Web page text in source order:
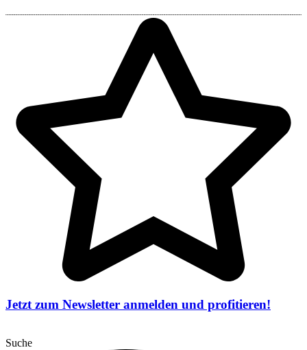
Jetzt zum Newsletter anmelden und profitieren!
Suche